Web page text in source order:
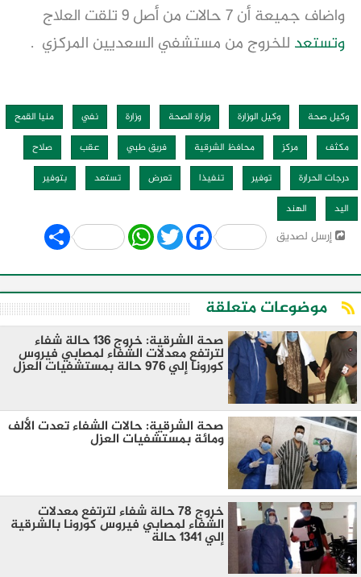
واضاف جميعة أن ٧ حالات من أصل ٩ تلقت العلاج
وتستعد للخروج من مستشفي السعديين المركزي .
وكيل صحة وكيل الوزارة وزارة الصحة وزارة نفي
منيا القمح
مكثف
مركز محافظ الشرقية فريق طبي عقب
صلاح
درجات الحرارة
توفير تنفيذا تعرض تستعد
بتوفير
اليد
الهند
إرسل لصديق Share WhatsApp
Twitter Facebook
موضوعات متعلقة
صحة الشرقية: خروج ١٣٦ حالة شفاء
لترتفع معدلات الشفاء لمصابي فيروس
كورونا إلي ٩٧٦ حالة بمستشفيات العزل
صحة الشرقية: حالات الشفاء تعدت الألف
ومائة بمستشفيات العزل
خروج ٧٨ حالة شفاء لترتفع معدلات
الشفاء لمصابي فيروس كورونا بالشرقية
إلي ١٣٤١ حالة